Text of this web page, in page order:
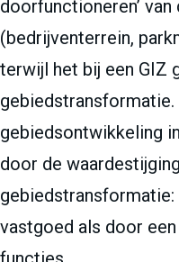
doorfunctioneren’
(bedrijventerrein,
terwijl het bij een GIZ
gebiedsontwikkeling
door de
vastgoed als door